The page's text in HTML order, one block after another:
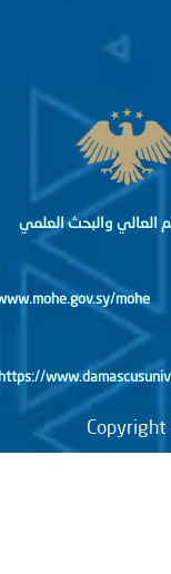
والبحث العلمي
http://www.mohe.gov.sy/